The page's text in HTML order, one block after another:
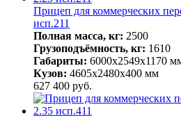
Прицеп для коммерческих
исп.211
Полная масса, кг: 2500
Грузоподъёмность, кг: 1610
Габариты: 6000х2549х1170
Кузов: 4605х2480х400 мм
627 400 руб.